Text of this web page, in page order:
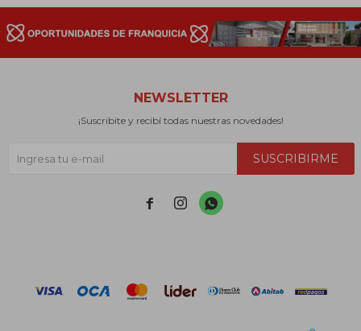
NEWSLETTER
¡Suscribite y recibí todas nuestras novedades!
SUSCRIBIRME
  